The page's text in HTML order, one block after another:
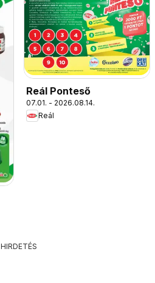
Reál Ponteső
07.01. - 2026.08.14.
Reál
HIRDETÉS